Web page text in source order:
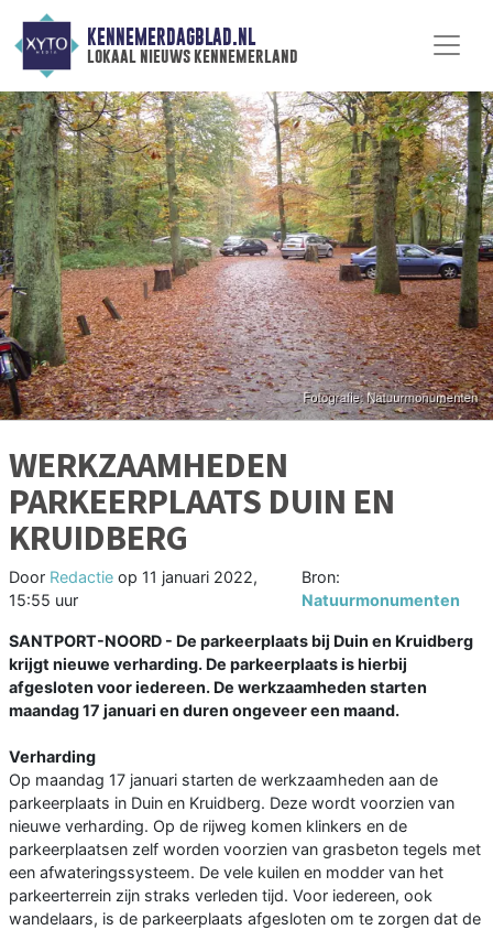
KENNEMERDAGBLAD.NL
lokaal nieuws kennemerland
WERKZAAMHEDEN
PARKEERPLAATS DUIN EN
KRUIDBERG
Door Redactie op 11 januari 2022,
15:55 uur
Bron:
Natuurmonumenten
SANTPORT-NOORD - De parkeerplaats bij Duin en Kruidberg
krijgt nieuwe verharding. De parkeerplaats is hierbij
afgesloten voor iedereen. De werkzaamheden starten
maandag 17 januari en duren ongeveer een maand.
Verharding
Op maandag 17 januari starten de werkzaamheden aan de
parkeerplaats in Duin en Kruidberg. Deze wordt voorzien van
nieuwe verharding. Op de rijweg komen klinkers en de
parkeerplaatsen zelf worden voorzien van grasbeton tegels met
een afwateringssysteem. De vele kuilen en modder van het
parkeerterrein zijn straks verleden tijd. Voor iedereen, ook
wandelaars, is de parkeerplaats afgesloten om te zorgen dat de